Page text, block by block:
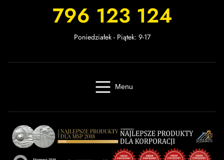
796 123 124
Poniedziałek - Piątek: 9-17
Menu
Baza wiedzyKontaktKalkulator odsetekMiastaPartnerzyFAQRegulaminOWU